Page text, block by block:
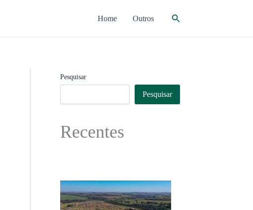
Home Outros Pesquisar
Pesquisar
Pesquisar
Recentes